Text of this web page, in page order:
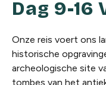
Dag 9-16
Onze reis voert ons
historische
archeologische site
tombes van het